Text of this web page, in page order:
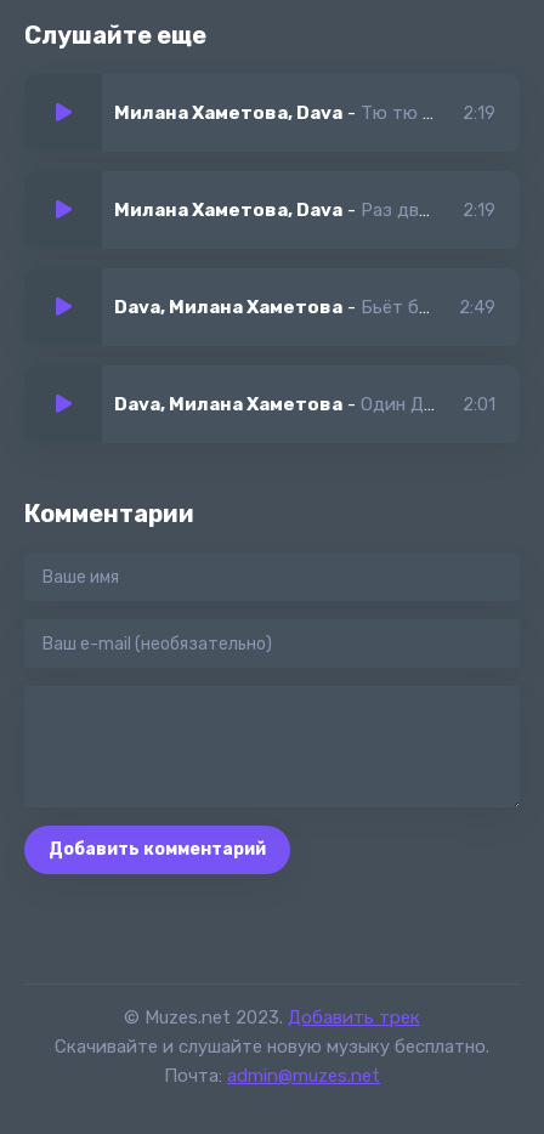
Тебя поддержат твоя семья
Лови дзен и узнаешь в конце
Слушайте еще
Милана Хаметова, Dava - Тю тю тю я танцую я кутю 2:19
Милана Хаметова, Dava - Раз два три ёлочка гори 2:19
Dava, Милана Хаметова - Бьёт бит 2:49
Dava, Милана Хаметова - Один Дома 2:01
Комментарии
Добавить комментарий
© Muzes.net 2023. Добавить трек
Скачивайте и слушайте новую музыку бесплатно.
Почта: admin@muzes.net